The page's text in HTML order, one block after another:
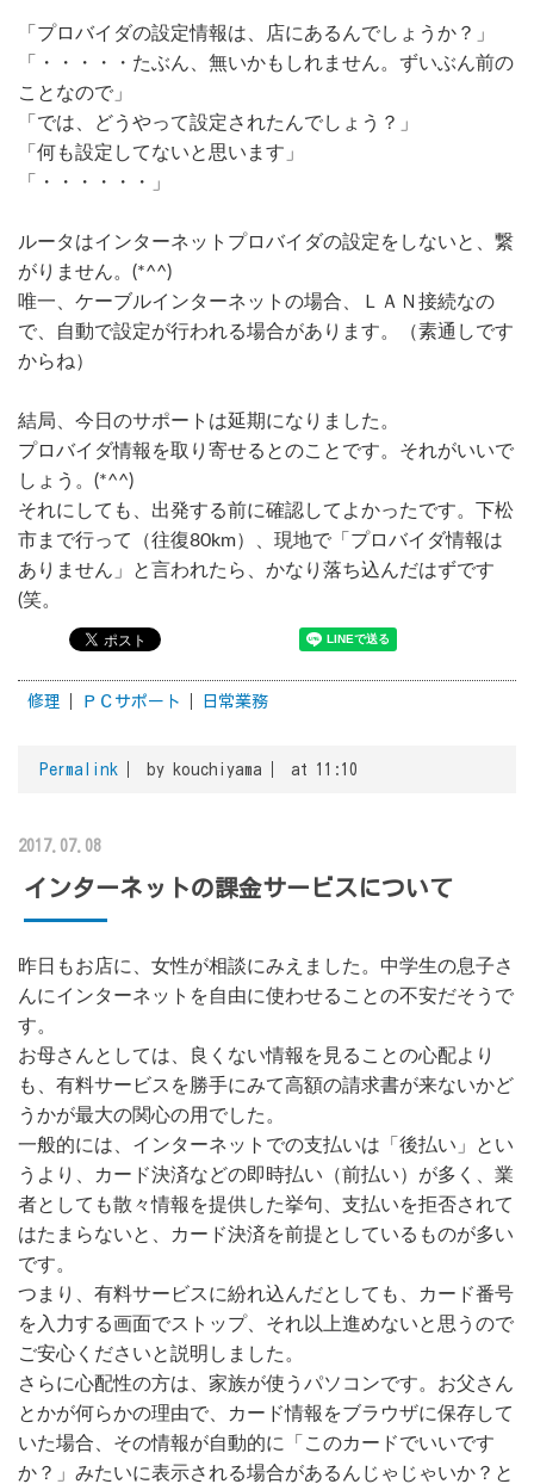
「プロバイダの設定情報は、店にあるんでしょうか？」
「・・・・・たぶん、無いかもしれません。ずいぶん前の
ことなので」
「では、どうやって設定されたんでしょう？」
「何も設定してないと思います」
「・・・・・・」
ルータはインターネットプロバイダの設定をしないと、繋
がりません。(*^^)
唯一、ケーブルインターネットの場合、ＬＡＮ接続なの
で、自動で設定が行われる場合があります。（素通しです
からね）
結局、今日のサポートは延期になりました。
プロバイダ情報を取り寄せるとのことです。それがいいで
しょう。(*^^)
それにしても、出発する前に確認してよかったです。下松
市まで行って（往復80km）、現地で「プロバイダ情報は
ありません」と言われたら、かなり落ち込んだはずです
(笑。
修理 ＰＣサポート 日常業務
Permalink by kouchiyama at 11:10
2017.07.08
インターネットの課金サービスについて
昨日もお店に、女性が相談にみえました。中学生の息子さ
んにインターネットを自由に使わせることの不安だそうで
す。
お母さんとしては、良くない情報を見ることの心配より
も、有料サービスを勝手にみて高額の請求書が来ないかど
うかが最大の関心の用でした。
一般的には、インターネットでの支払いは「後払い」とい
うより、カード決済などの即時払い（前払い）が多く、業
者としても散々情報を提供した挙句、支払いを拒否されて
はたまらないと、カード決済を前提としているものが多い
です。
つまり、有料サービスに紛れ込んだとしても、カード番号
を入力する画面でストップ、それ以上進めないと思うので
ご安心くださいと説明しました。
さらに心配性の方は、家族が使うパソコンです。お父さん
とかが何らかの理由で、カード情報をブラウザに保存して
いた場合、その情報が自動的に「このカードでいいです
か？」みたいに表示される場合があるんじゃじゃいか？と